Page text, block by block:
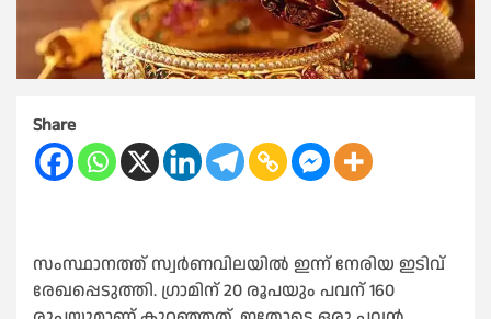
Share
സംസ്ഥാനത്ത് സ്വർണവിലയില്‍ ഇന്ന് നേരിയ ഇടിവ്
രേഖപ്പെടുത്തി. ഗ്രാമിന് 20 രൂപയും പവന് 160